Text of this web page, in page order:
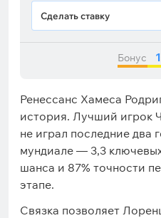
Бонус
Сделать ставку
Ренессанс Хамеса
история. Лучший игрок
не играл последние два
мундиале — 3,3
шанса и 87% точности
этапе.
Связка позволяет